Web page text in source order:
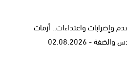
وإضرابات واعتداءات.. أزمات
- 02.08.2026